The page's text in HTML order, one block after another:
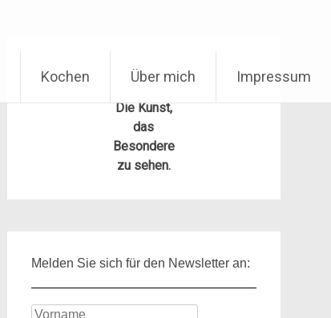
Kochen Über mich Impressum
Die Kunst,
das
Besondere
zu sehen.
Melden Sie sich für den Newsletter an: